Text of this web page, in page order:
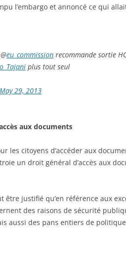
l’embargo et annoncé ce qui
eu_commission recommande sortie
plus tout seul
May 29, 2013
aux documents
les citoyens d’accéder aux
un droit général d’accès aux
être justifié qu’en référence aux
des raisons de sécurité
aussi des pans entiers de